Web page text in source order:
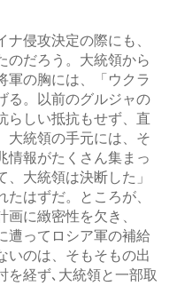
侵攻決定の際にも、
のだろう。大統領から
軍の胸には、「ウクラ
る。以前のグルジャの
らしい抵抗もせず、直
大統領の手元には、そ
情報がたくさん集まっ
大統領は決断した」
はずだ。ところが、
に緻密性を欠き、
遭ってロシア軍の補給
いのは、そもそもの出
を経ず､大統領と一部取